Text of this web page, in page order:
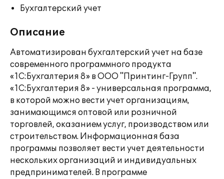
Бухгалтерский учет
Описание
Автоматизирован бухгалтерский учет на базе
современного программного продукта
«1С:Бухгалтерия 8» в ООО "Принтинг-Групп".
«1С:Бухгалтерия 8» - универсальная программа,
в которой можно вести учет организациям,
занимающимся оптовой или розничной
торговлей, оказанием услуг, производством или
строительством. Информационная база
программы позволяет вести учет деятельности
нескольких организаций и индивидуальных
предпринимателей. В программе